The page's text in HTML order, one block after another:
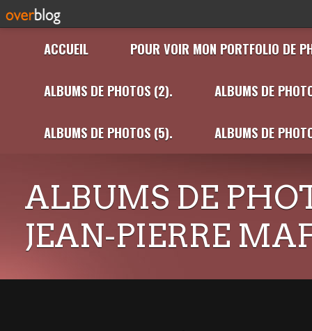
ACCUEIL POUR VOIR MON PORTFOLIO DE
ALBUMS DE PHOTOS (2). ALBUMS DE
ALBUMS DE PHOTOS (5). ALBUMS DE
ALBUMS DE
JEAN-PIERRE